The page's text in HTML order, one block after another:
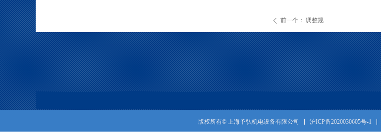
ꄴ 前一个： 调整规
版权所有© 上海予弘机电设备有限公司 沪ICP备2020030605号-1